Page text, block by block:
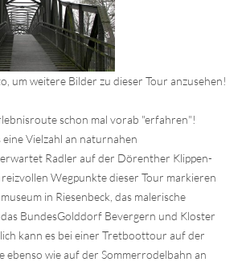
um weitere Bilder zu dieser Tour anzusehen!
schon mal vorab "erfahren"!
Vielzahl an naturnahen
Radler auf der Dörenther Klippen-
Wegpunkte dieser Tour markieren
in Riesenbeck, das malerische
BundesGolddorf Bevergern und Kloster
kann es bei einer Tretboottour auf der
ebenso wie auf der Sommerrodelbahn an